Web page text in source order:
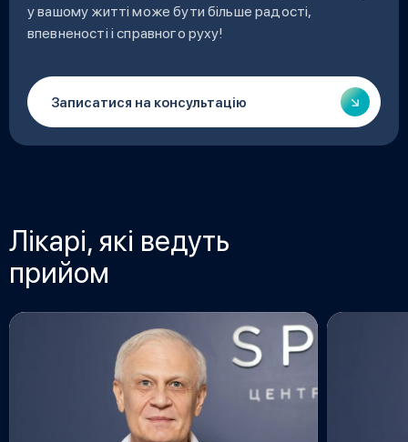
у вашому житті може бути більше радості,
впевненості і справного руху!
Записатися на консультацію
Лікарі, які ведуть
прийом